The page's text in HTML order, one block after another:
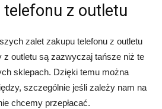
telefonu z outletu
zalet zakupu telefonu z outletu
z outletu są zazwyczaj tańsze niż te
sklepach. Dzięki temu można
szczególnie jeśli zależy nam na
chcemy przepłacać.